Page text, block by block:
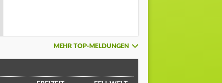
MEHR TOP-MELDUNGEN